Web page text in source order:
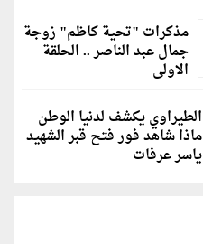
مذكرات "تحية كاظم" زوجة
جمال عبد الناصر .. الحلقة
الاولى
الطيراوي يكشف لدنيا الوطن
ماذا شاهد فور فتح قبر الشهيد
ياسر عرفات